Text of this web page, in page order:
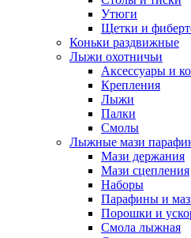
Утюги
Щетки и
Коньки раздвижные
Лыжи охотничьи
Аксессуары и
Крепления
Лыжи
Палки
Смолы
Лыжные мази
Мази держания
Мази сцепления
Наборы
Парафины и
Порошки и
Смола лыжная